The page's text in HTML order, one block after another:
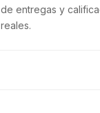
de entregas y
reales.